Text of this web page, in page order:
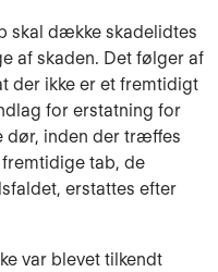
skal dække skadelidtes
af skaden. Det følger af
der ikke er et fremtidigt
for erstatning for
dør, inden der træffes
tab, de
erstattes efter
var blevet tilkendt